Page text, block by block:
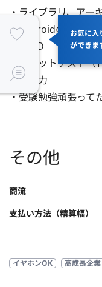
お気に入
ができま
・ライブラリ、アー
・Androidのアプリ
・CI/CD
・ユニットテスト（
・英語力
・受験勉強頑張って
その他
商流
支払い方法（精算幅）
イヤホンOK 高成長企業